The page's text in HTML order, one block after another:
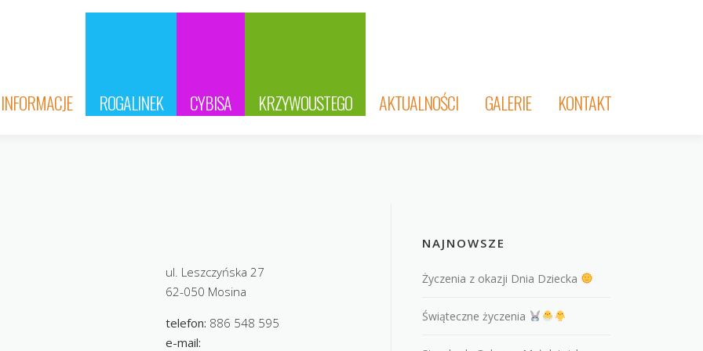
INFORMACJE ROGALINEK CYBISA KRZYWOUSTEGO AKTUALNOŚCI GALERIE KONTAKT
ul. Leszczyńska 27
62-050 Mosina
telefon: 886 548 595
e-mail:
NAJNOWSZE
Życzenia z okazji Dnia Dziecka
Świąteczne życzenia